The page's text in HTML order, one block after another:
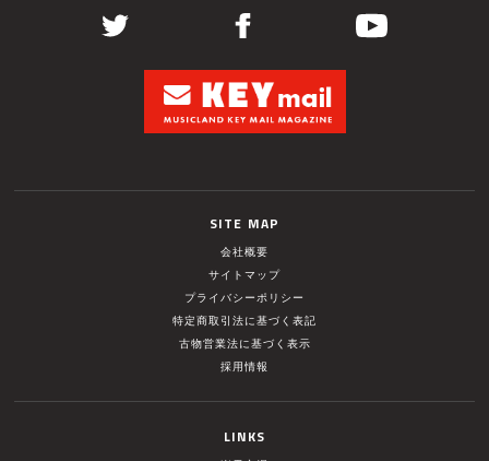
SITE MAP
会社概要
サイトマップ
プライバシーポリシー
特定商取引法に基づく表記
古物営業法に基づく表示
採用情報
LINKS